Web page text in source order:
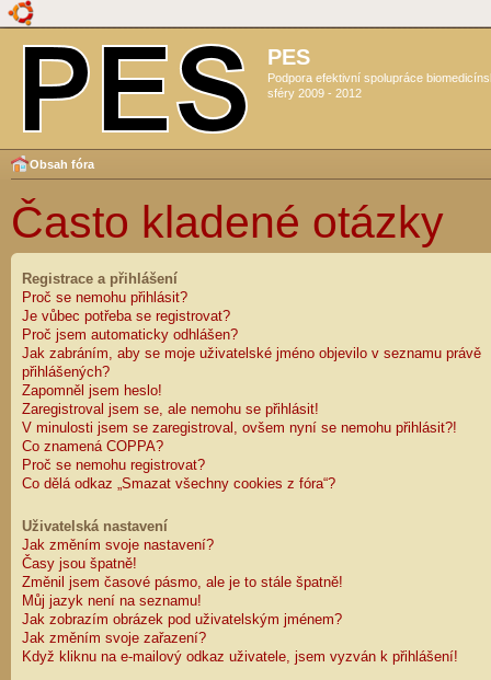
PES
Podpora efektivní spolupráce
sféry 2009 - 2012
Obsah fóra
Často kladené otázky
Registrace a přihlášení
Proč se nemohu přihlásit?
Je vůbec potřeba se registrovat?
Proč jsem automaticky odhlášen?
Jak zabráním, aby se moje uživatelské jméno objevilo v seznamu právě
přihlášených?
Zapomněl jsem heslo!
Zaregistroval jsem se, ale nemohu se přihlásit!
V minulosti jsem se zaregistroval, ovšem nyní se nemohu přihlásit?!
Co znamená COPPA?
Proč se nemohu registrovat?
Co dělá odkaz „Smazat všechny cookies z fóra“?
Uživatelská nastavení
Jak změním svoje nastavení?
Časy jsou špatně!
Změnil jsem časové pásmo, ale je to stále špatně!
Můj jazyk není na seznamu!
Jak zobrazím obrázek pod uživatelským jménem?
Jak změním svoje zařazení?
Když kliknu na e-mailový odkaz uživatele, jsem vyzván k přihlášení!